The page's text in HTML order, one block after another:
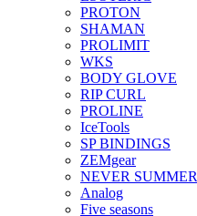
PROTON
SHAMAN
PROLIMIT
WKS
BODY GLOVE
RIP CURL
PROLINE
IceTools
SP BINDINGS
ZEMgear
NEVER SUMMER
Analog
Five seasons